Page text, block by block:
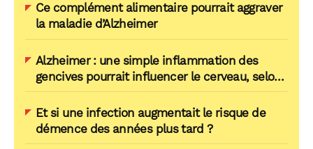
Ce complément alimentaire pourrait aggraver
la maladie d’Alzheimer
Alzheimer : une simple inflammation des
gencives pourrait influencer le cerveau, selon
une étude
Et si une infection augmentait le risque de
démence des années plus tard ?